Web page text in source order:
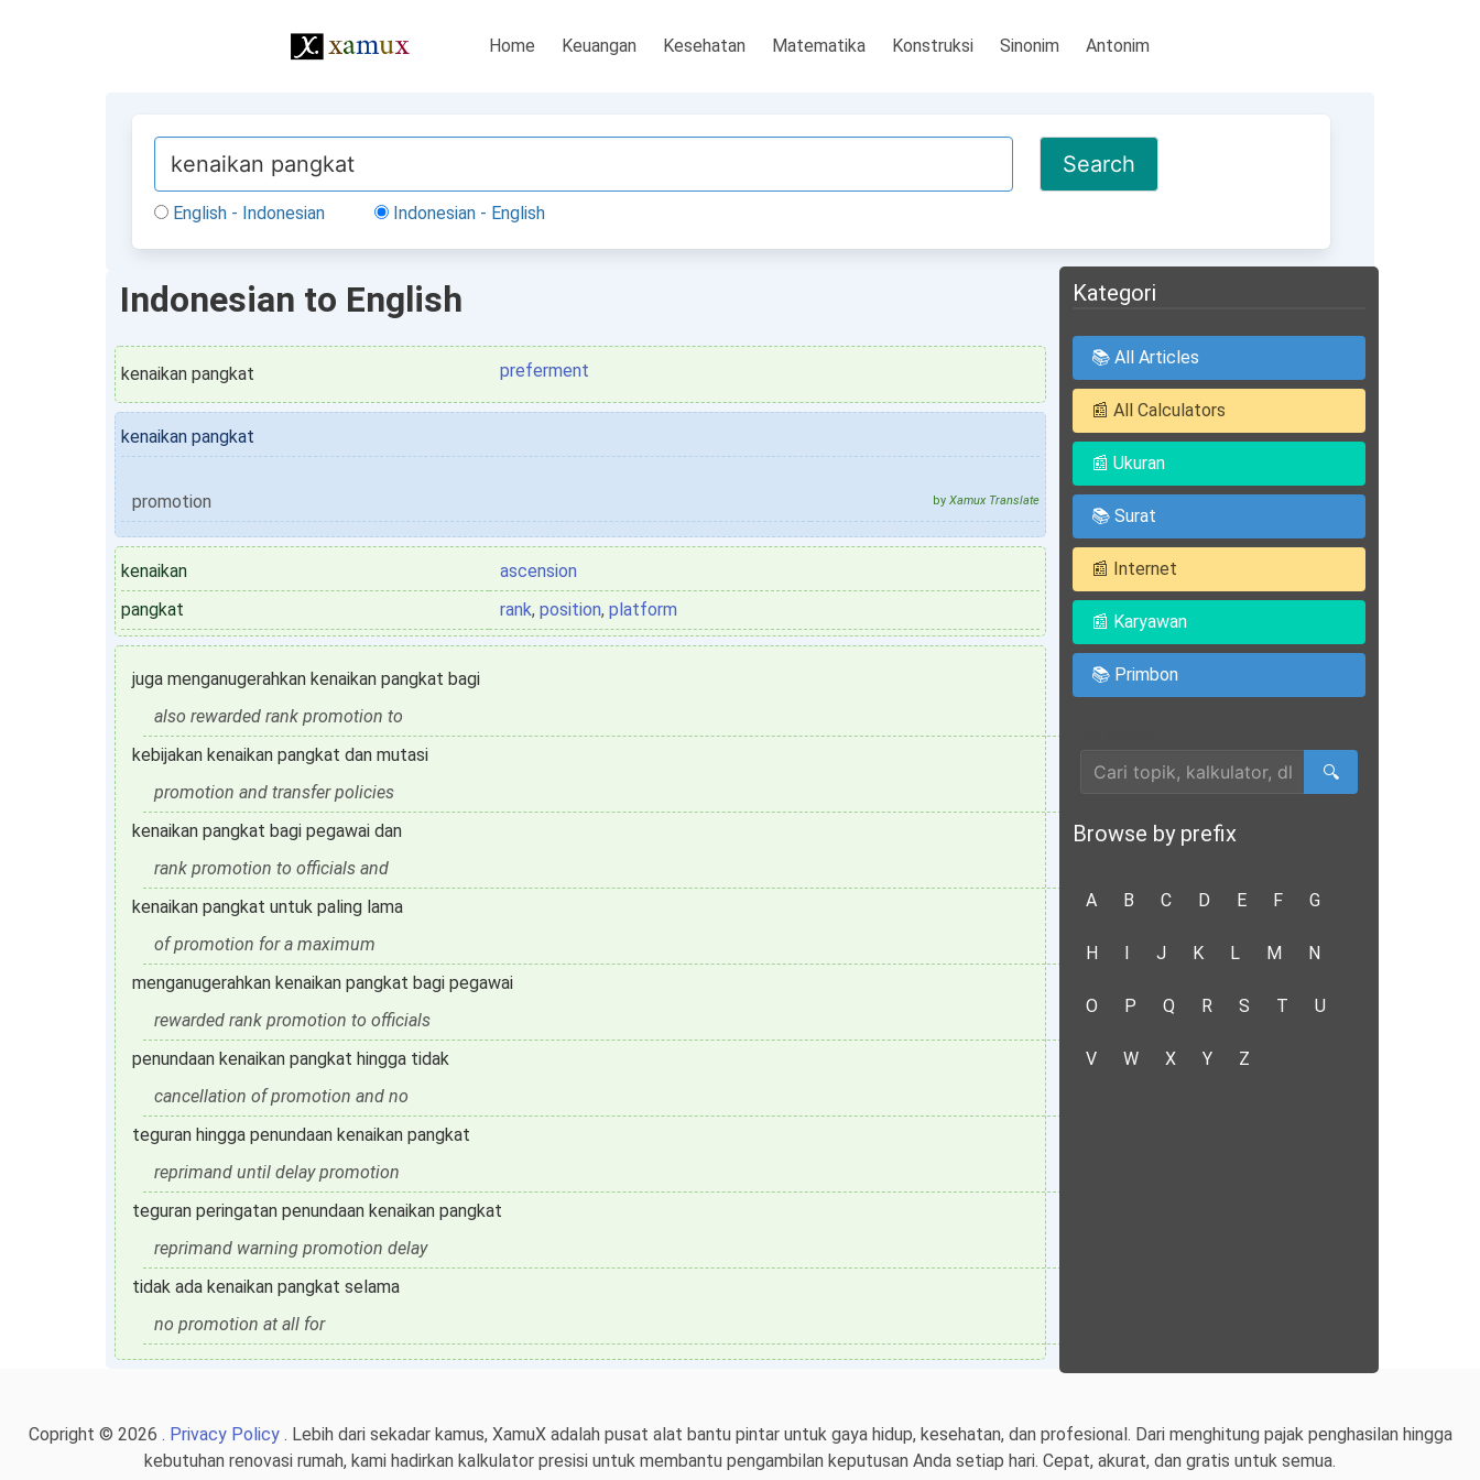
Home Keuangan Kesehatan Matematika Konstruksi Sinonim Antonim
English - Indonesian Indonesian - English
Indonesian to English
kenaikan pangkat preferment
kenaikan pangkat
promotion by Xamux Translate
kenaikan
ascension
pangkat
rank, position, platform
juga menganugerahkan kenaikan pangkat bagi
also rewarded rank promotion to
kebijakan kenaikan pangkat dan mutasi
promotion and transfer policies
kenaikan pangkat bagi pegawai dan
rank promotion to officials and
kenaikan pangkat untuk paling lama
of promotion for a maximum
menganugerahkan kenaikan pangkat bagi pegawai
rewarded rank promotion to officials
penundaan kenaikan pangkat hingga tidak
cancellation of promotion and no
teguran hingga penundaan kenaikan pangkat
reprimand until delay promotion
teguran peringatan penundaan kenaikan pangkat
reprimand warning promotion delay
tidak ada kenaikan pangkat selama
no promotion at all for
Kategori
📚 All Articles
📰 All Calculators
📰 Ukuran
📚 Surat
📰 Internet
📰 Karyawan
📚 Primbon
🔍
Browse by prefix
A B C D E F G
H I J K L M N
O P Q R S T U
V W X Y Z
Copright © 2026 . Privacy Policy. Lebih dari sekadar kamus, XamuX adalah pusat alat bantu pintar untuk gaya hidup, kesehatan, dan profesional. Dari menghitung pajak penghasilan hingga
kebutuhan renovasi rumah, kami hadirkan kalkulator presisi untuk membantu pengambilan keputusan Anda setiap hari. Cepat, akurat, dan gratis untuk semua.